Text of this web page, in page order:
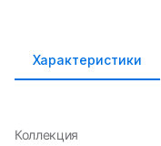
Характеристики
Коллекция